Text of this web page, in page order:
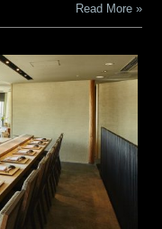
Read More